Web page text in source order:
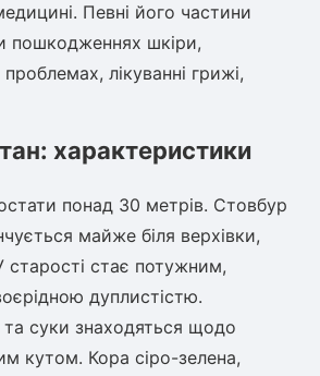
рослини
Певні його частини
пошкодженнях шкіри,
лікуванні грижі,
характеристики
понад 30 метрів. Стовбур
майже біля верхівки,
стає потужним,
дуплистістю.
та суки знаходяться щодо
кутом. Кора сіро-зелена,